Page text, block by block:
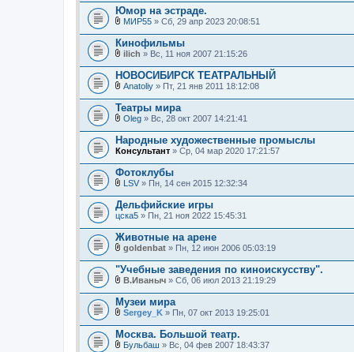
л
о
ж
е
н
и
Юмор на эстраде.
л
о
ж
е
н
и
МИР55 » Сб, 29 апр 2023 20:08:51
Кинофильмы
л
о
ж
е
н
и
ilich » Вс, 11 ноя 2007 21:15:26
НОВОСИБИРСК ТЕАТРАЛЬНЫЙ
л
о
ж
е
н
и
Anatoliy » Пт, 21 янв 2011 18:12:08
Театры мира
л
о
ж
е
н
и
Oleg » Вс, 28 окт 2007 14:21:41
Народные художественные промыслы
Консультант » Ср, 04 мар 2020 17:21:57
Фотоклубы
л
о
ж
е
н
и
LSV » Пн, 14 сен 2015 12:32:34
Дельфийские игры
цска5 » Пн, 21 ноя 2022 15:45:31
Животные на арене
В
л
о
ж
е
н
и
goldenbat » Пн, 12 июн 2006 05:03:19
"Учебные заведения по киноискусству".
л
о
ж
е
н
и
В.Иваныч » Сб, 06 июл 2013 21:19:29
Музеи мира
л
о
ж
Sergey_K » Пн, 07 окт 2013 19:25:01
Москва. Большой театр.
Бульбаш » Вс, 04 фев 2007 18:43:37